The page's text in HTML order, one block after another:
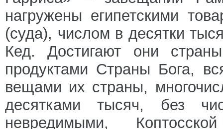
нагружены египетскими
(суда), числом в десятки
Кед. Достигают они
продуктами Страны Бога,
вещами их страны,
десятками тысяч, без
невредимыми,